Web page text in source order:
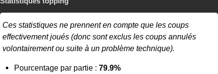
Ces statistiques ne prennent en compte que les coups
effectivement joués (donc sont exclus les coups annulés
volontairement ou suite à un problème technique).
Pourcentage par partie : 79.9%